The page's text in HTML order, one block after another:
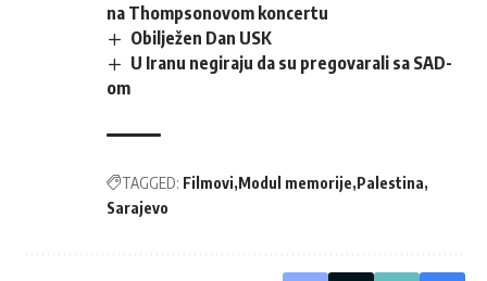
na Thompsonovom koncertu
Obilježen Dan USK
U Iranu negiraju da su pregovarali sa SAD-
om
TAGGED: Filmovi Modul memorije Palestina
Sarajevo